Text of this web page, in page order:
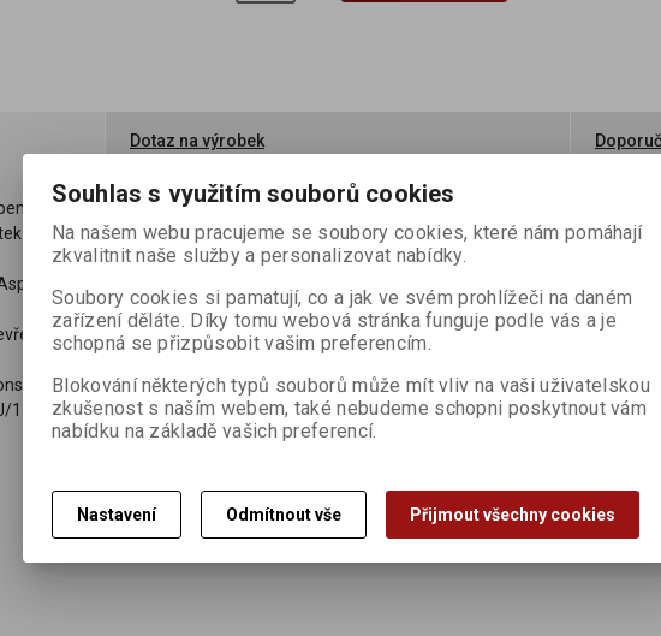
Dotaz na výrobek
fermentací sójových bobů a rýže. Můžete použít do pomazánek, omáček,
obsažených v pastě.
oryzae (koji)
uchávejte při teplotě do 10°C. Minimální trvanlivost neotevřeného výrobku je
135kcal, tuk 4,5g, z toho: nasycené mastné kyseliny 1,1g, sacharidy 13g, z toho: cukry
Souhlas s využitím souborů cookies
Na našem webu pracujeme se soubory cookies, které nám pomáhají
zkvalitnit naše služby a personalizovat nabídky.
Soubory cookies si pamatují, co a jak ve svém prohlížeči na daném
zařízení děláte. Díky tomu webová stránka funguje podle vás a je
schopná se přizpůsobit vašim preferencím.
Blokování některých typů souborů může mít vliv na vaši uživatelskou
zkušenost s naším webem, také nebudeme schopni poskytnout vám
nabídku na základě vašich preferencí.
Nastavení Odmítnout vše Přijmout všechny cookies